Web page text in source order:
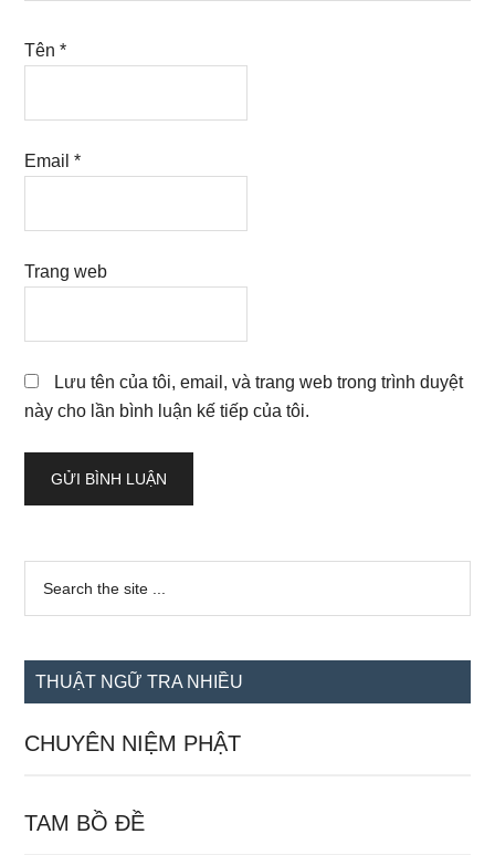
Tên*
Email*
Trang web
Lưu tên của tôi, email, và trang web trong trình duyệt
này cho lần bình luận kế tiếp của tôi.
Sidebar
chính
...
THUẬT NGỮ TRA NHIỀU
CHUYÊN NIỆM PHẬT
TAM BỒ ĐỀ